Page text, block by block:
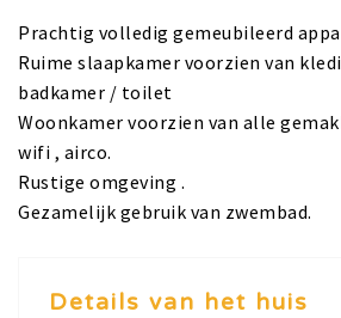
Prachtig volledig gemeubileerd
Ruime slaapkamer voorzien van
badkamer / toilet
Woonkamer voorzien van alle
wifi , airco.
Rustige omgeving .
Gezamelijk gebruik van zwembad.
Details van het huis